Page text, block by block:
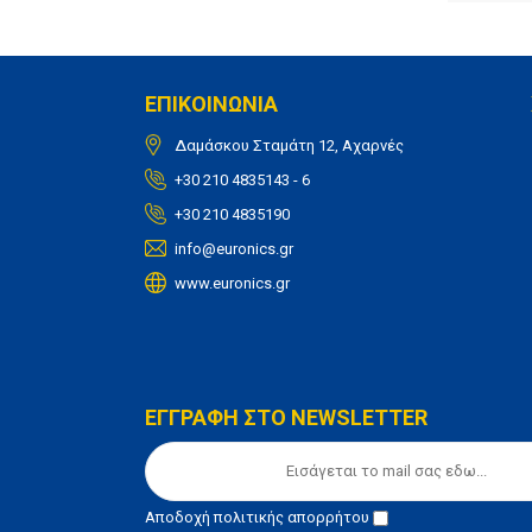
ΕΠΙΚΟΙΝΩΝΙΑ
Δαμάσκου Σταμάτη 12, Αχαρνές
+30 210 4835143 - 6
+30 210 4835190
info@euronics.gr
www.euronics.gr
ΕΓΓΡΑΦΗ ΣΤΟ NEWSLETTER
Αποδοχήπολιτικής απορρήτου